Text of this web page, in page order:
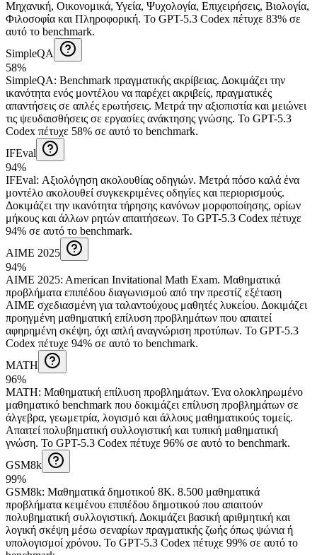
Μηχανική, Οικονομικά, Υγεία, Ψυχολογία, Επιχειρήσεις, Βιολογία,
Φιλοσοφία και Πληροφορική. Το GPT-5.3 Codex πέτυχε 83% σε
αυτό το benchmark.
SimpleQA
58%
SimpleQA: Benchmark πραγματικής ακρίβειας. Δοκιμάζει την
ικανότητα ενός μοντέλου να παρέχει ακριβείς, πραγματικές
απαντήσεις σε απλές ερωτήσεις. Μετρά την αξιοπιστία και μειώνει
τις ψευδαισθήσεις σε εργασίες ανάκτησης γνώσης. Το GPT-5.3
Codex πέτυχε 58% σε αυτό το benchmark.
IFEval
94%
IFEval: Αξιολόγηση ακολουθίας οδηγιών. Μετρά πόσο καλά ένα
μοντέλο ακολουθεί συγκεκριμένες οδηγίες και περιορισμούς.
Δοκιμάζει την ικανότητα τήρησης κανόνων μορφοποίησης, ορίων
μήκους και άλλων ρητών απαιτήσεων. Το GPT-5.3 Codex πέτυχε
94% σε αυτό το benchmark.
AIME 2025
94%
AIME 2025: American Invitational Math Exam. Μαθηματικά
προβλήματα επιπέδου διαγωνισμού από την πρεστίζ εξέταση
AIME σχεδιασμένη για ταλαντούχους μαθητές λυκείου. Δοκιμάζει
προηγμένη μαθηματική επίλυση προβλημάτων που απαιτεί
αφηρημένη σκέψη, όχι απλή αναγνώριση προτύπων. Το GPT-5.3
Codex πέτυχε 94% σε αυτό το benchmark.
MATH
96%
MATH: Μαθηματική επίλυση προβλημάτων.Ένα ολοκληρωμένο
μαθηματικό benchmark που δοκιμάζει επίλυση προβλημάτων σε
άλγεβρα, γεωμετρία, λογισμό και άλλους μαθηματικούς τομείς.
Απαιτεί πολυβηματική συλλογιστική και τυπική μαθηματική
γνώση. Το GPT-5.3 Codex πέτυχε 96% σε αυτό το benchmark.
GSM8k
99%
GSM8k: Μαθηματικά δημοτικού 8K. 8.500 μαθηματικά
προβλήματα κειμένου επιπέδου δημοτικού που απαιτούν
πολυβηματική συλλογιστική. Δοκιμάζει βασική αριθμητική και
λογική σκέψη μέσω σεναρίων πραγματικής ζωής όπως ψώνια ή
υπολογισμοί χρόνου. Το GPT-5.3 Codex πέτυχε 99% σε αυτό το